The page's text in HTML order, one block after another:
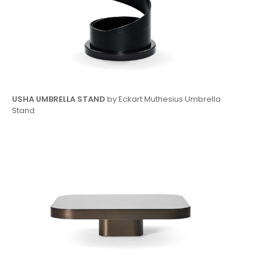
USHA UMBRELLA STAND by Eckart Muthesius Umbrella
Stand